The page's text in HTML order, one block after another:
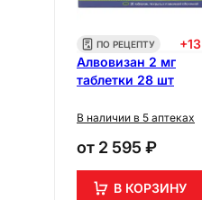
ПО РЕЦЕПТУ +13
Алвовизан 2 мг
таблетки 28 шт
В наличии в 5 аптеках
от 2 595 ₽
В КОРЗИНУ